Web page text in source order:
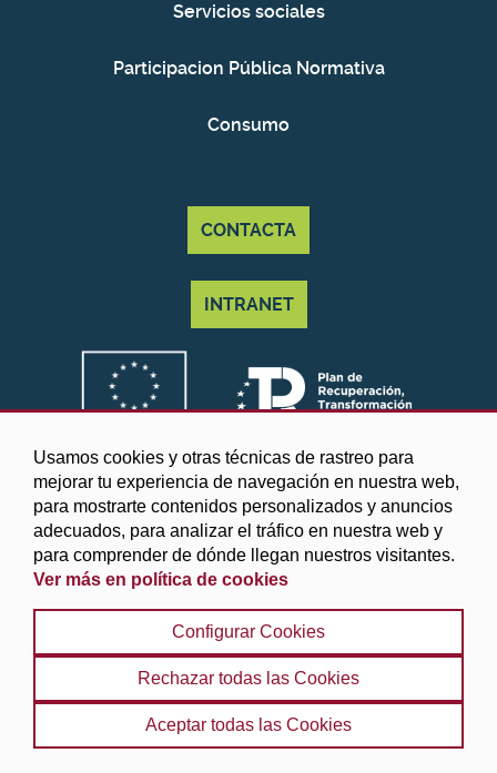
Usamos cookies y otras técnicas de rastreo para
mejorar tu experiencia de navegación en nuestra web,
para mostrarte contenidos personalizados y anuncios
adecuados, para analizar el tráfico en nuestra web y
para comprender de dónde llegan nuestros visitantes.
Ver más en política de cookies
Configurar Cookies
Rechazar todas las Cookies
Aceptar todas las Cookies
Servicios sociales
Participacion Pública Normativa
Consumo
CONTACTA
INTRANET
©2025 Diputación de Granada
Aviso legal y Política de privacidad | Política de cookies
Protección de datos | Accesibilidad | Búsqueda |
Mapa web